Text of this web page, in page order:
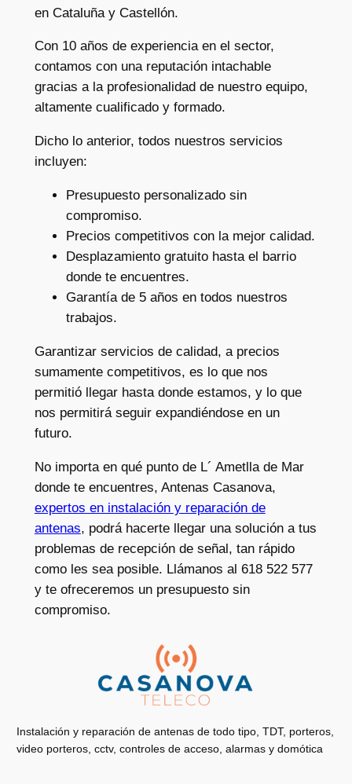
en Cataluña y Castellón.
Con 10 años de experiencia en el sector,
contamos con una reputación intachable
gracias a la profesionalidad de nuestro equipo,
altamente cualificado y formado.
Dicho lo anterior, todos nuestros servicios
incluyen:
Presupuesto personalizado sin
compromiso.
Precios competitivos con la mejor calidad.
Desplazamiento gratuito hasta el barrio
donde te encuentres.
Garantía de 5 años en todos nuestros
trabajos.
Garantizar servicios de calidad, a precios
sumamente competitivos, es lo que nos
permitió llegar hasta donde estamos, y lo que
nos permitirá seguir expandiéndose en un
futuro.
No importa en qué punto de L´ Ametlla de Mar
donde te encuentres, Antenas Casanova,
expertos en instalación y reparación de
antenas, podrá hacerte llegar una solución a tus
problemas de recepción de señal, tan rápido
como les sea posible. Llámanos al 618 522 577
y te ofreceremos un presupuesto sin
compromiso.
Instalación y reparación de antenas de todo tipo, TDT, porteros,
video porteros, cctv, controles de acceso, alarmas y domótica